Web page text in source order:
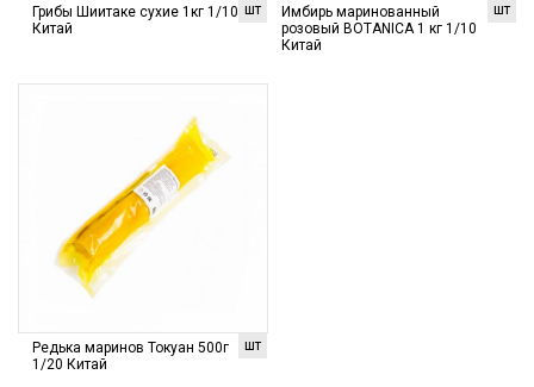
шт
Грибы Шиитаке сухие 1кг 1/10
Китай
шт
Имбирь маринованный
розовый BOTANICA 1 кг 1/10
Китай
шт
Редька маринов Токуан 500г
1/20 Китай